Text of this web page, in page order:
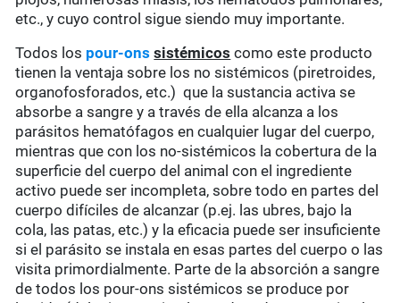
etc., y cuyo control sigue siendo muy importante.
Todos los pour-ons sistémicos como este producto
tienen la ventaja sobre los no sistémicos (piretroides,
organofosforados, etc.) que la sustancia activa se
absorbe a sangre y a través de ella alcanza a los
parásitos hematófagos en cualquier lugar del cuerpo,
mientras que con los no-sistémicos la cobertura de la
superficie del cuerpo del animal con el ingrediente
activo puede ser incompleta, sobre todo en partes del
cuerpo difíciles de alcanzar (p.ej. las ubres, bajo la
cola, las patas, etc.) y la eficacia puede ser insuficiente
si el parásito se instala en esas partes del cuerpo o las
visita primordialmente. Parte de la absorción a sangre
de todos los pour-ons sistémicos se produce por